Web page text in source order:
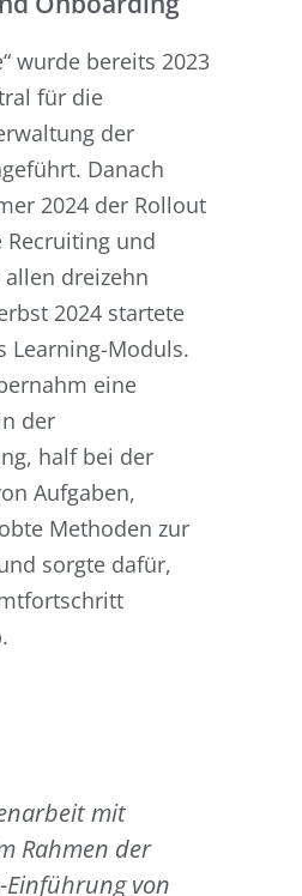
wurde bereits 2023
für die
der
Danach
2024 der Rollout
und
dreizehn
2024 startete
Learning-Moduls.
eine
der
half bei der
Aufgaben,
Methoden zur
sorgte dafür,
mit
Rahmen der
Einführung von